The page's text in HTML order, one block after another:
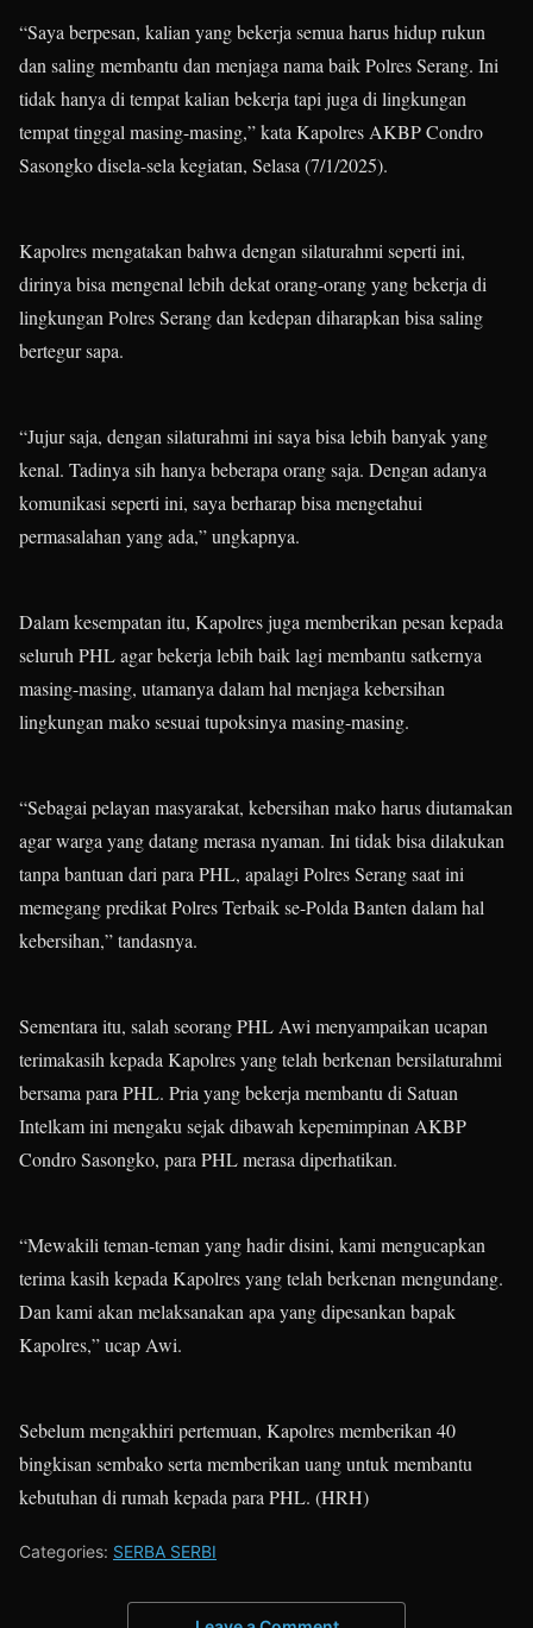
“Saya berpesan, kalian yang bekerja semua harus hidup rukun
dan saling membantu dan menjaga nama baik Polres Serang. Ini
tidak hanya di tempat kalian bekerja tapi juga di lingkungan
tempat tinggal masing-masing,” kata Kapolres AKBP Condro
Sasongko disela-sela kegiatan, Selasa (7/1/2025).
Kapolres mengatakan bahwa dengan silaturahmi seperti ini,
dirinya bisa mengenal lebih dekat orang-orang yang bekerja di
lingkungan Polres Serang dan kedepan diharapkan bisa saling
bertegur sapa.
“Jujur saja, dengan silaturahmi ini saya bisa lebih banyak yang
kenal. Tadinya sih hanya beberapa orang saja. Dengan adanya
komunikasi seperti ini, saya berharap bisa mengetahui
permasalahan yang ada,” ungkapnya.
Dalam kesempatan itu, Kapolres juga memberikan pesan kepada
seluruh PHL agar bekerja lebih baik lagi membantu satkernya
masing-masing, utamanya dalam hal menjaga kebersihan
lingkungan mako sesuai tupoksinya masing-masing.
“Sebagai pelayan masyarakat, kebersihan mako harus diutamakan
agar warga yang datang merasa nyaman. Ini tidak bisa dilakukan
tanpa bantuan dari para PHL, apalagi Polres Serang saat ini
memegang predikat Polres Terbaik se-Polda Banten dalam hal
kebersihan,” tandasnya.
Sementara itu, salah seorang PHL Awi menyampaikan ucapan
terimakasih kepada Kapolres yang telah berkenan bersilaturahmi
bersama para PHL. Pria yang bekerja membantu di Satuan
Intelkam ini mengaku sejak dibawah kepemimpinan AKBP
Condro Sasongko, para PHL merasa diperhatikan.
“Mewakili teman-teman yang hadir disini, kami mengucapkan
terima kasih kepada Kapolres yang telah berkenan mengundang.
Dan kami akan melaksanakan apa yang dipesankan bapak
Kapolres,” ucap Awi.
Sebelum mengakhiri pertemuan, Kapolres memberikan 40
bingkisan sembako serta memberikan uang untuk membantu
kebutuhan di rumah kepada para PHL. (HRH)
Categories: SERBA SERBI